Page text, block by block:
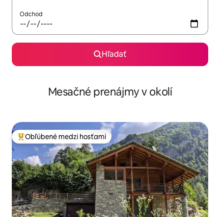
Odchod
Hľadať
Mesačné prenájmy v okolí
Najobľúbenejšie medzi hosťami
Obľúbené medzi hosťami